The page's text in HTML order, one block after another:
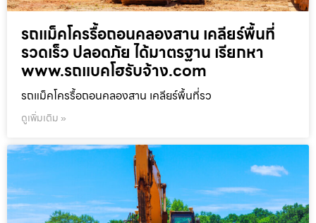
รถแม็คโครรื้อถอนคลองสาน เคลียร์พื้นที่
รวดเร็ว ปลอดภัย ได้มาตรฐาน เรียกหา
www.รถแบคโฮรับจ้าง.com
รถแม็คโครรื้อถอนคลองสาน เคลียร์พื้นที่รว
ดูเพิ่มเติม »